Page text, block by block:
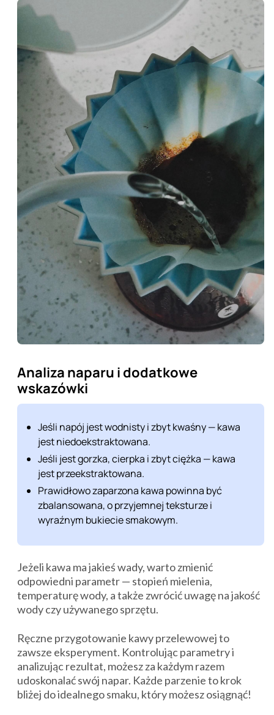
Analiza naparu i dodatkowe
wskazówki
Jeśli napój jest wodnisty i zbyt kwaśny — kawa
jest niedoekstraktowana.
Jeśli jest gorzka, cierpka i zbyt ciężka — kawa
jest przeekstraktowana.
Prawidłowo zaparzona kawa powinna być
zbalansowana, o przyjemnej teksturze i
wyraźnym bukiecie smakowym.
Jeżeli kawa ma jakieś wady, warto zmienić
odpowiedni parametr — stopień mielenia,
temperaturę wody, a także zwrócić uwagę na jakość
wody czy używanego sprzętu.
Ręczne przygotowanie kawy przelewowej to
zawsze eksperyment. Kontrolując parametry i
analizując rezultat, możesz za każdym razem
udoskonalać swój napar. Każde parzenie to krok
bliżej do idealnego smaku, który możesz osiągnąć!